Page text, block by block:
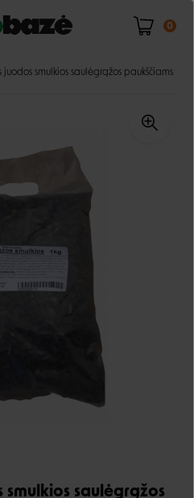
0
juodos smulkios saulėgrąžos paukščiams
smulkios saulėgrąžos